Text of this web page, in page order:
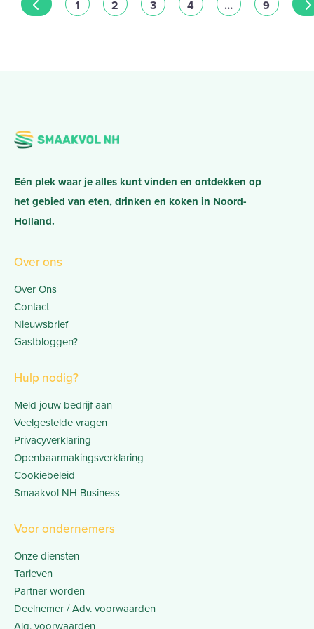
navigatie
NIEUWERE BERICHTEN
1 2 3 4 … 9
Eén plek waar je alles kunt vinden en ontdekken op
het gebied van eten, drinken en koken in Noord-
Holland.
Over ons
Over Ons
Contact
Nieuwsbrief
Gastbloggen?
Hulp nodig?
Meld jouw bedrijf aan
Veelgestelde vragen
Privacyverklaring
Openbaarmakingsverklaring
Cookiebeleid
Smaakvol NH Business
Voor ondernemers
Onze diensten
Tarieven
Partner worden
Deelnemer / Adv. voorwaarden
Alg. voorwaarden